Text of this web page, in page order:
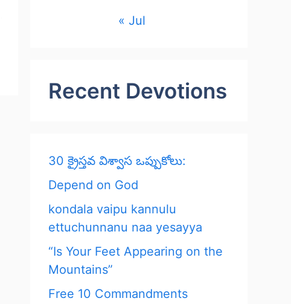
« Jul
Recent Devotions
30 క్రైస్తవ విశ్వాస ఒప్పుకోలు:
Depend on God
kondala vaipu kannulu
ettuchunnanu naa yesayya
“Is Your Feet Appearing on the
Mountains”
Free 10 Commandments